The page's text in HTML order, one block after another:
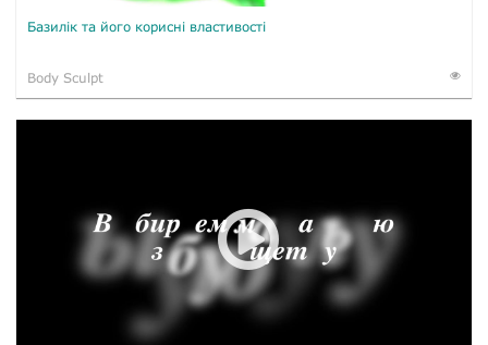
Базилік та його корисні властивості
Body Sculpt